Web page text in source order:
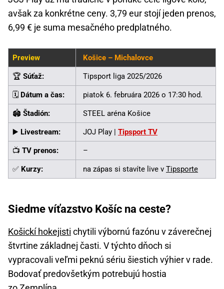
avšak za konkrétne ceny. 3,79 eur stojí jeden prenos,
6,99 € je suma mesačného predplatného.
Preview Košice – Michalovce
🏆 Súťaž: Tipsport liga 2025/2026
🗓️ Dátum a čas: piatok 6. februára 2026 o 17:30 hod.
🏟️ Štadión: STEEL aréna Košice
▶️ Livestream: JOJ Play | Tipsport TV
📺 TV prenos: –
✅ Kurzy: na zápas si stavíte live v Tipsporte
Siedme víťazstvo Košíc na ceste?
Košickí hokejisti chytili výbornú fazónu v záverečnej
štvrtine základnej časti. V týchto dňoch si
vypracovali veľmi peknú sériu šiestich výhier v rade.
Bodovať predovšetkým potrebujú hostia